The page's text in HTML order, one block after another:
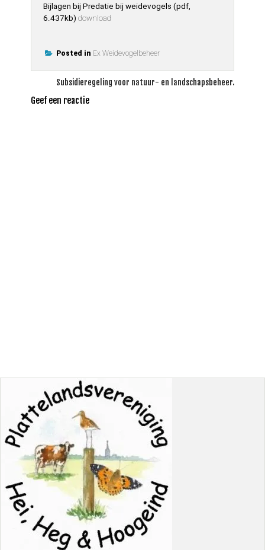
Bijlagen bij Predatie bij weidevogels (pdf,
6.437kb) download
Posted in Ex Weidevogelbeheer
Bericht
navigatie
Subsidieregeling voor natuur- en landschapsbeheer.
Geef een reactie